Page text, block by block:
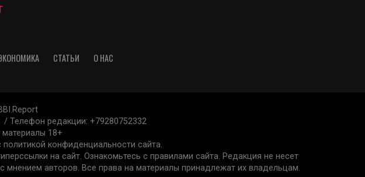
СТАТЬИ О НАС
/ Телефон редакции: +79280752332
18+
конфиденциальности сайта.
на сайт. Ознакомьтесь с правилами сайта. Редакция не несет
авторов. Все права на материалы принадлежат их владельцам.